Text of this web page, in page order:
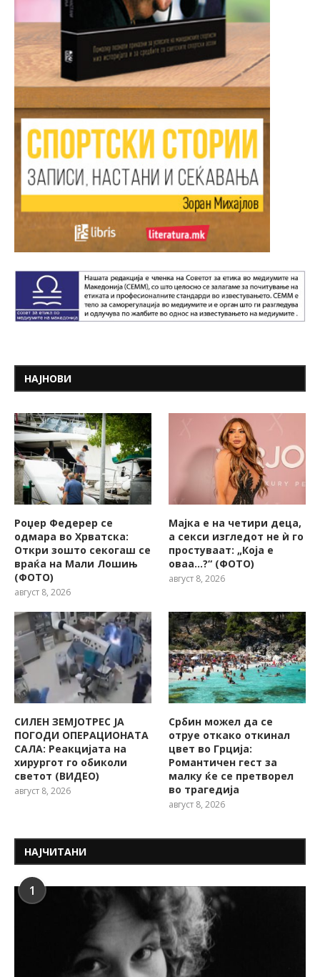
НАЈНОВИ
Роџер Федерер се
одмара во Хрватска:
Откри зошто секогаш се
враќа на Мали Лошињ
(ФОТО)
август 8, 2026
Мајка е на четири деца,
а секси изгледот не ѝ го
простуваат: „Која е
оваа…?“ (ФОТО)
август 8, 2026
СИЛЕН ЗЕМЈОТРЕС ЈА
ПОГОДИ ОПЕРАЦИОНАТА
САЛА: Реакцијата на
хирургот го обиколи
светот (ВИДЕО)
август 8, 2026
Србин можел да се
отруе откако откинал
цвет во Грција:
Романтичен гест за
малку ќе се претворел
во трагедија
август 8, 2026
НАЈЧИТАНИ
1